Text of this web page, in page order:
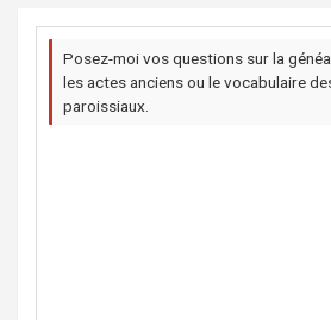
Posez-moi vos questions sur la
les actes anciens ou le vocabulaire
paroissiaux.